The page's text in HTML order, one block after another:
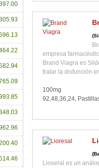
empresa
Brand Viagra es
tratar la disfunción
100mg
92,48,36,24,
Lioseral es un